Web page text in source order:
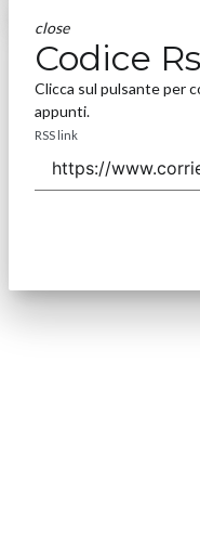
close
Codice
Clicca sul pulsante per
appunti.
RSS link